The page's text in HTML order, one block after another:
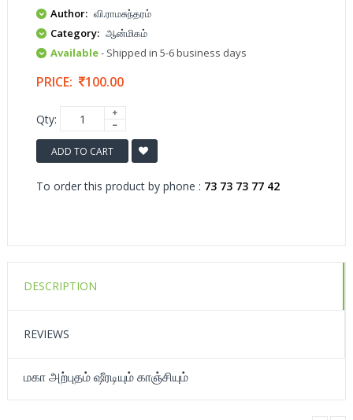
Author: வி.ராமசுந்தரம்
Category: ஆன்மிகம்
Available- Shipped in 5-6 business days
PRICE: 100.00
Qty:
ADD TO CART
To order this product by phone : 73 73 73 77 42
DESCRIPTION
REVIEWS
மகா அற்புதம் ஷீரடியும் காஞ்சியும்